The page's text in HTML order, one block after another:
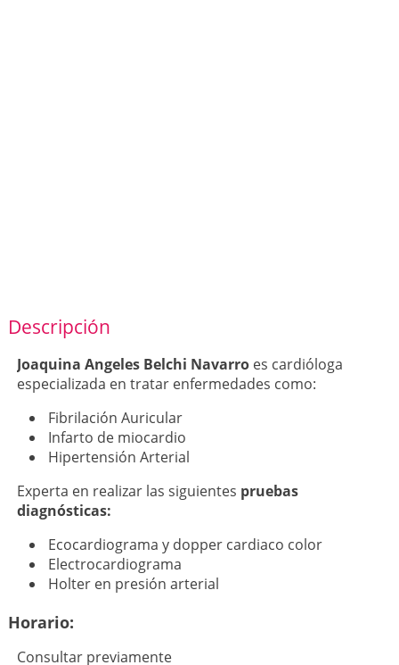
Descripción
Joaquina Angeles Belchi Navarroes cardióloga
especializada en tratar enfermedades como:
Fibrilación Auricular
Infarto de miocardio
Hipertensión Arterial
Experta en realizar las siguientes pruebas
diagnósticas:
Ecocardiograma y dopper cardiaco color
Electrocardiograma
Holter en presión arterial
Horario:
Consultar previamente